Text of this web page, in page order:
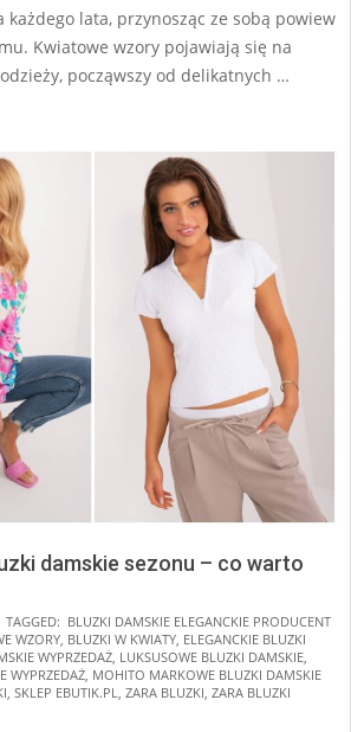
lata, przynosząc ze sobą powiew
Kwiatowe wzory pojawiają się na
począwszy od delikatnych …
damskie sezonu – co warto
TAGGED: BLUZKI DAMSKIE ELEGANCKIE PRODUCENT
WZORY, BLUZKI W KWIATY, ELEGANCKIE BLUZKI
WYPRZEDAŻ, LUKSUSOWE BLUZKI DAMSKIE,
WYPRZEDAŻ, MOHITO MARKOWE BLUZKI DAMSKIE
, SKLEP EBUTIK.PL, ZARA BLUZKI, ZARA BLUZKI